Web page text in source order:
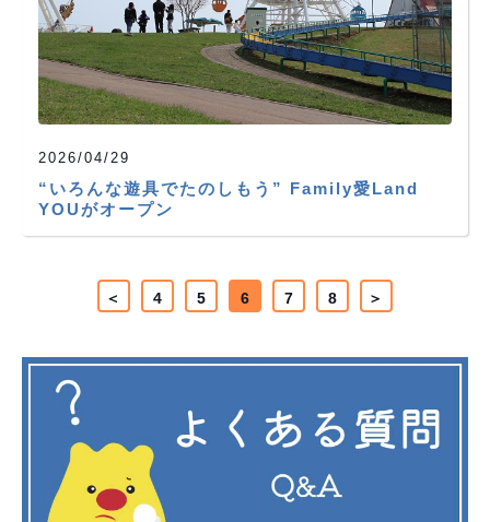
2026/04/29
“いろんな遊具でたのしもう” Family愛Land
YOUがオープン
＜ 4 5 6 7 8 ＞